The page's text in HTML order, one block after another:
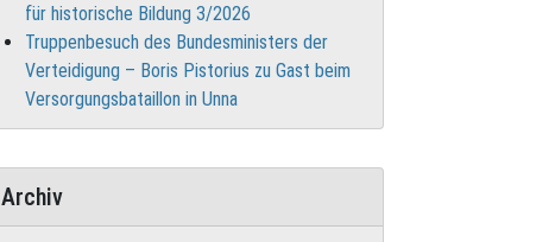
für historische Bildung 3/2026
Truppenbesuch des Bundesministers der
Verteidigung – Boris Pistorius zu Gast beim
Versorgungsbataillon in Unna
Archiv